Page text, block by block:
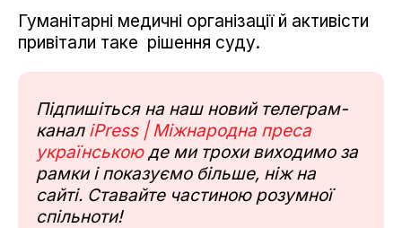
Гуманітарні медичні організації й активісти
привітали таке рішення суду.
Підпишіться на наш новий телеграм-
канал iPress | Міжнародна преса
українськоюде ми трохи виходимо за
рамки і показуємо більше, ніж на
сайті. Ставайте частиною розумної
спільноти!